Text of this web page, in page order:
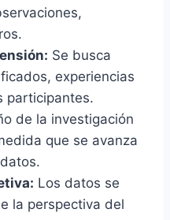
Se busca
experiencias
participantes.
de la investigación
que se avanza
Los datos se
la perspectiva del